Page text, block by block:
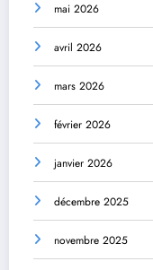
mai 2026
avril 2026
mars 2026
février 2026
janvier 2026
décembre 2025
novembre 2025